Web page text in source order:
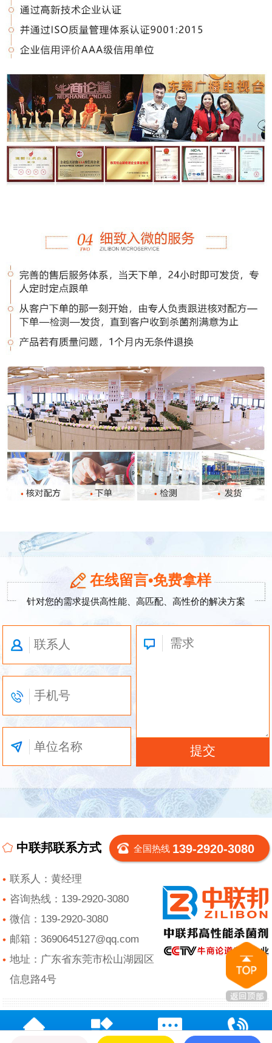
在线留言•免费拿样
针对您的需求提供高性能、高匹配、高性价的解决方案
中联邦联系方式 全国热线 139-2920-3080
联系人：黄经理
咨询热线：139-2920-3080
微信：139-2920-3080
邮箱：3690645127@qq.com
地址：广东省东莞市松山湖园区
信息路4号